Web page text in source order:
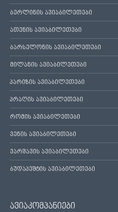
ბერლინის ავიაბილეთები
ათენის ავიაბილეთები
ბარსელონის ავიაბილეთები
მილანის ავიაბილეთები
პარიზის ავიაბილეთები
პრაღის ავიაბილეთები
რომის ავიაბილეთები
ვენის ავიაბილეთები
ვარშავის ავიაბილეთები
ბუდაპეშტის ავიაბილეთები
ავიაკომპანიები